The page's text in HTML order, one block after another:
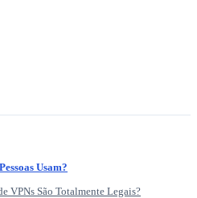
Usam?
VPNs São Totalmente Legais?